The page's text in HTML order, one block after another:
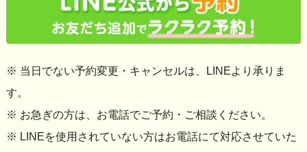
※ 当日でない予約変更・キャンセルは、LINEより承りま
す。
※ お急ぎの方は、お電話でご予約・ご相談ください。
※ LINEを使用されていない方はお電話にて対応させていた